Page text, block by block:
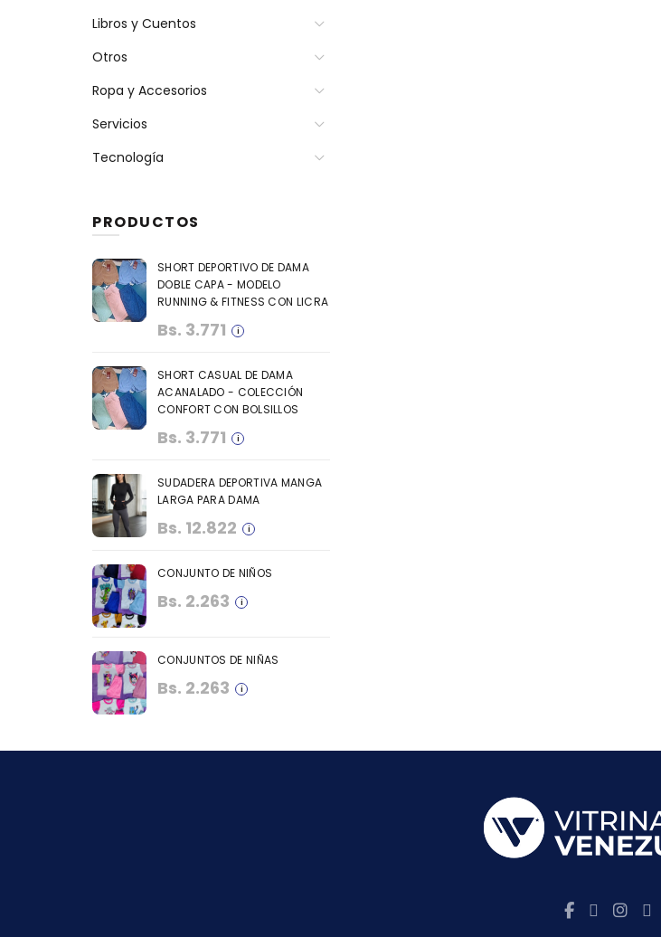
Libros y Cuentos
Otros
Ropa y Accesorios
Servicios
Tecnología
PRODUCTOS
SHORT DEPORTIVO DE DAMA
DOBLE CAPA - MODELO
RUNNING & FITNESS CON LICRA
Bs. 3.771
SHORT CASUAL DE DAMA
ACANALADO - COLECCIÓN
CONFORT CON BOLSILLOS
Bs. 3.771
SUDADERA DEPORTIVA MANGA
LARGA PARA DAMA
Bs. 12.822
CONJUNTO DE NIÑOS
Bs. 2.263
CONJUNTOS DE NIÑAS
Bs. 2.263